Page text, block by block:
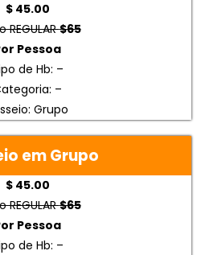
$ 45.00
REGULAR$65
Pessoa
de Hb: –
–
Grupo
em Grupo
$ 45.00
REGULAR$65
Pessoa
de Hb: –